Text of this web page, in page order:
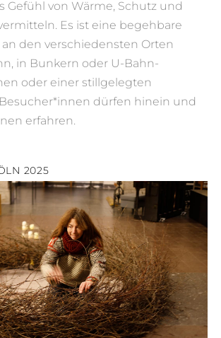
Gefühl von Wärme, Schutz und
Es ist eine begehbare
den verschiedensten Orten
in Bunkern oder U-Bahn-
oder einer stillgelegten
dürfen hinein und
erfahren.
2025